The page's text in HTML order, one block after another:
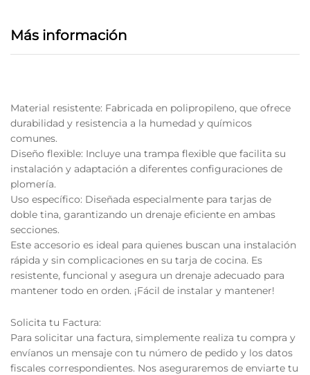
Más información
Material resistente: Fabricada en polipropileno, que ofrece
durabilidad y resistencia a la humedad y químicos
comunes.
Diseño flexible: Incluye una trampa flexible que facilita su
instalación y adaptación a diferentes configuraciones de
plomería.
Uso específico: Diseñada especialmente para tarjas de
doble tina, garantizando un drenaje eficiente en ambas
secciones.
Este accesorio es ideal para quienes buscan una instalación
rápida y sin complicaciones en su tarja de cocina. Es
resistente, funcional y asegura un drenaje adecuado para
mantener todo en orden. ¡Fácil de instalar y mantener!
Solicita tu Factura:
Para solicitar una factura, simplemente realiza tu compra y
envíanos un mensaje con tu número de pedido y los datos
fiscales correspondientes. Nos aseguraremos de enviarte tu